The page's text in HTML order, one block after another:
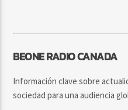
BEONE RADIO CANADA
Información clave sobre
sociedad para una audiencia